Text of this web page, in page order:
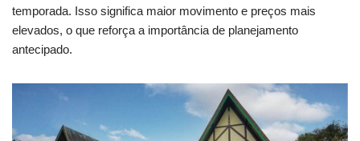
temporada. Isso significa maior movimento e preços mais
elevados, o que reforça a importância de planejamento
antecipado.